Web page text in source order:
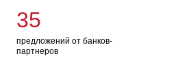
35
предложений от банков-
партнеров